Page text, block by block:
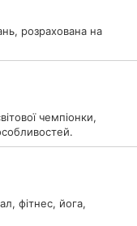
розрахована на
чемпіонки,
фітнес, йога,